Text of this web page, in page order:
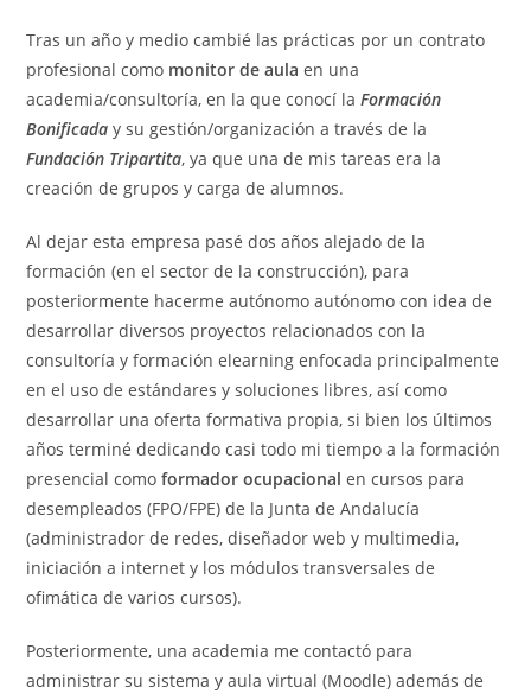
Tras un año y medio cambié las prácticas por un contrato
profesional como monitor de aula en una
academia/consultoría, en la que conocí laFormación
Bonificada y su gestión/organización a través de la
Fundación Tripartita, ya que una de mis tareas era la
creación de grupos y carga de alumnos.
Al dejar esta empresa pasé dos años alejado de la
formación (en el sector de la construcción), para
posteriormente hacerme autónomo autónomo con idea de
desarrollar diversos proyectos relacionados con la
consultoría y formación elearning enfocada principalmente
en el uso de estándares y soluciones libres, así como
desarrollar una oferta formativa propia, si bien los últimos
años terminé dedicando casi todo mi tiempo a la formación
presencial comoformador ocupacional en cursos para
desempleados (FPO/FPE) de la Junta de Andalucía
(administrador de redes, diseñador web y multimedia,
iniciación a internet y los módulos transversales de
ofimática de varios cursos).
Posteriormente, una academia me contactó para
administrar su sistema y aula virtual (Moodle) además de